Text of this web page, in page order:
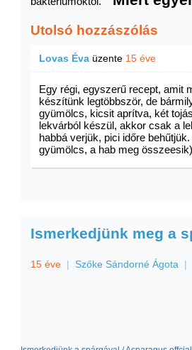
Utolsó hozzászólás
Lovas Éva üzente 15 éve
Egy régi, egyszerű recept, amit
készítünk legtöbbször, de
gyümölcs, kicsit aprítva, két
lekvárból készül, akkor csak a
habbá verjük, pici időre
gyümölcs, a hab meg
Ismerkedjünk meg a
15 éve | Szőke Sándorné Ágota |